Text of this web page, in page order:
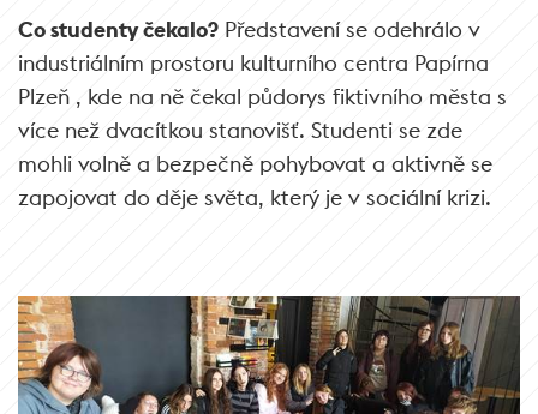
Co studenty čekalo? Představení se odehrálo v
industriálním prostoru kulturního centra Papírna
Plzeň , kde na ně čekal půdorys fiktivního města s
více než dvacítkou stanovišť. Studenti se zde
mohli volně a bezpečně pohybovat a aktivně se
zapojovat do děje světa, který je v sociální krizi.